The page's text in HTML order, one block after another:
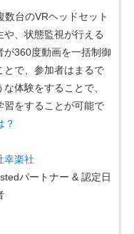
台のVRヘッドセット
、状態監視が行える
が360度動画を一括制御
とで、参加者はまるで
体験をすることで、
習をすることが可能で
？
幸楽社
パートナー & 認定日